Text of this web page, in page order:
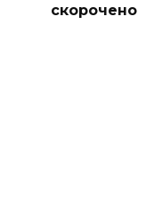
скорочено